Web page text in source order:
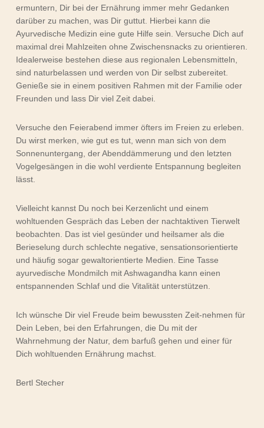
ermuntern, Dir bei der Ernährung immer mehr Gedanken
darüber zu machen, was Dir guttut. Hierbei kann die
Ayurvedische Medizin eine gute Hilfe sein. Versuche Dich auf
maximal drei Mahlzeiten ohne Zwischensnacks zu orientieren.
Idealerweise bestehen diese aus regionalen Lebensmitteln,
sind naturbelassen und werden von Dir selbst zubereitet.
Genieße sie in einem positiven Rahmen mit der Familie oder
Freunden und lass Dir viel Zeit dabei.
Versuche den Feierabend immer öfters im Freien zu erleben.
Du wirst merken, wie gut es tut, wenn man sich von dem
Sonnenuntergang, der Abenddämmerung und den letzten
Vogelgesängen in die wohl verdiente Entspannung begleiten
lässt.
Vielleicht kannst Du noch bei Kerzenlicht und einem
wohltuenden Gespräch das Leben der nachtaktiven Tierwelt
beobachten. Das ist viel gesünder und heilsamer als die
Berieselung durch schlechte negative, sensationsorientierte
und häufig sogar gewaltorientierte Medien. Eine Tasse
ayurvedische Mondmilch mit Ashwagandha kann einen
entspannenden Schlaf und die Vitalität unterstützen.
Ich wünsche Dir viel Freude beim bewussten Zeit-nehmen für
Dein Leben, bei den Erfahrungen, die Du mit der
Wahrnehmung der Natur, dem barfuß gehen und einer für
Dich wohltuenden Ernährung machst.
Bertl Stecher